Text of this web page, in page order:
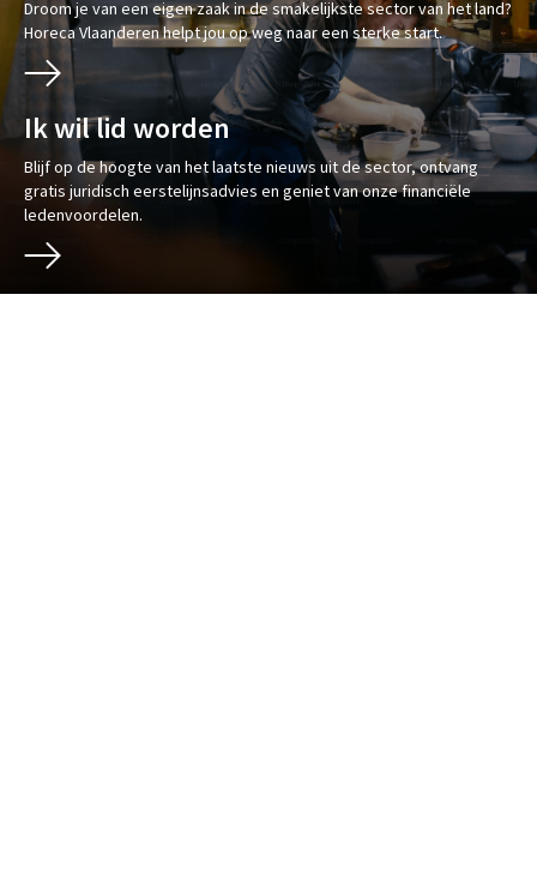
Droom je van een eigen zaak in de smakelijkste sector van het land?
Horeca Vlaanderen helpt jou op weg naar een sterke start.
Ik wil lid worden
Blijf op de hoogte van het laatste nieuws uit de sector, ontvang
gratis juridisch eerstelijnsadvies en geniet van onze financiële
ledenvoordelen.